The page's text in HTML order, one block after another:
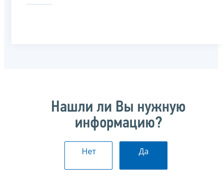
Нашли ли Вы нужную
информацию?
Нет Да